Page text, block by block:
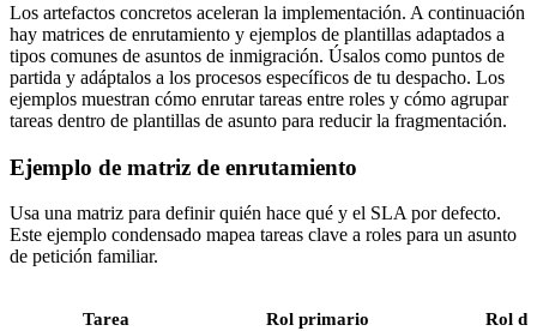
Los artefactos concretos aceleran la implementación. A continuación
hay matrices de enrutamiento y ejemplos de plantillas adaptados a
tipos comunes de asuntos de inmigración. Úsalos como puntos de
partida y adáptalos a los procesos específicos de tu despacho. Los
ejemplos muestran cómo enrutar tareas entre roles y cómo agrupar
tareas dentro de plantillas de asunto para reducir la fragmentación.
Ejemplo de matriz de enrutamiento
Usa una matriz para definir quién hace qué y el SLA por defecto.
Este ejemplo condensado mapea tareas clave a roles para un asunto
de petición familiar.
Tarea Rol primario Rol